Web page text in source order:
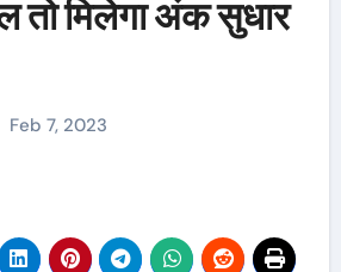
तो मिलेगा अंक सुधार
Feb 7, 2023